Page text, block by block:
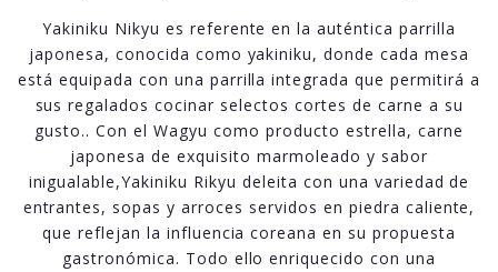
Yakiniku Nikyu es referente en la auténtica parrilla
japonesa, conocida como yakiniku, donde cada mesa
está equipada con una parrilla integrada que permitirá a
sus regalados cocinar selectos cortes de carne a su
gusto.. Con el Wagyu como producto estrella, carne
japonesa de exquisito marmoleado y sabor
inigualable,Yakiniku Rikyu deleita con una variedad de
entrantes, sopas y arroces servidos en piedra caliente,
que reflejan la influencia coreana en su propuesta
gastronómica. Todo ello enriquecido con una